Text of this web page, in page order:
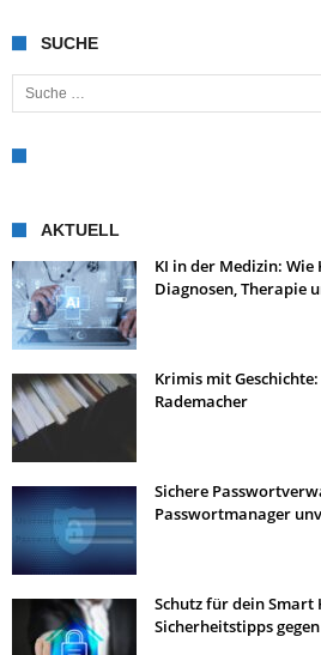
SUCHE
Suche nach:
AKTUELL
KI in der Medizin:
Diagnosen, Therapie
Krimis mit
Rademacher
Sichere
Passwortmanager
Schutz für dein
Sicherheitstipps